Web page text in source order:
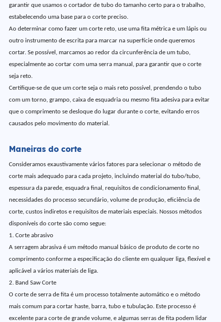
garantir que usamos o cortador de tubo do tamanho certo para o trabalho,
estabelecendo uma base para o corte preciso.
Ao determinar como fazer um corte reto, use uma fita métrica e um lápis ou
outro instrumento de escrita para marcar na superfície onde queremos
cortar. Se possível, marcamos ao redor da circunferência de um tubo,
especialmente ao cortar com uma serra manual, para garantir que o corte
seja reto.
Certifique-se de que um corte seja o mais reto possível, prendendo o tubo
com um torno, grampo, caixa de esquadria ou mesmo fita adesiva para evitar
que o comprimento se desloque do lugar durante o corte, evitando erros
causados pelo movimento do material.
Maneiras do corte
Consideramos exaustivamente vários fatores para selecionar o método de
corte mais adequado para cada projeto, incluindo material do tubo/tubo,
espessura da parede, esquadra final, requisitos de condicionamento final,
necessidades do processo secundário, volume de produção, eficiência de
corte, custos indiretos e requisitos de materiais especiais. Nossos métodos
disponíveis do corte são como segue:
1. Corte abrasivo
A serragem abrasiva é um método manual básico de produto de corte no
comprimento conforme a especificação do cliente em qualquer liga, flexível e
aplicável a vários materiais de liga.
2. Band Saw Corte
O corte de serra de fita é um processo totalmente automático e o método
mais comum para cortar haste, barra, tubo e tubulação. Este processo é
excelente para corte de grande volume, e algumas serras de fita podem lidar